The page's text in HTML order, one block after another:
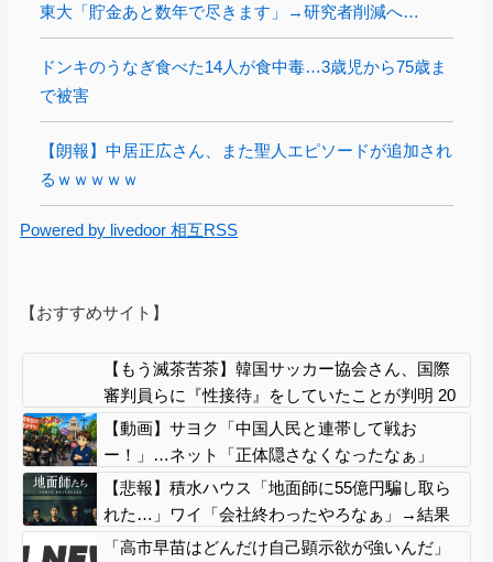
東大「貯金あと数年で尽きます」→研究者削減へ…
ドンキのうなぎ食べた14人が食中毒…3歳児から75歳ま
で被害
【朗報】中居正広さん、また聖人エピソードが追加され
るｗｗｗｗｗ
Powered by livedoor 相互RSS
【おすすめサイト】
【もう滅茶苦茶】韓国サッカー協会さん、国際
審判員らに『性接待』をしていたことが判明 20
11～12年にかけて 日本審判も対象との指摘も
【動画】サヨク「中国人民と連帯して戦お
ー！」…ネット「正体隠さなくなったなぁ」
「普通に外患誘致じゃないのかな」
【悲報】積水ハウス「地面師に55億円騙し取ら
れた…」ワイ「会社終わったやろなぁ」→結果
ｗｗｗｗ
「高市早苗はどんだけ自己顕示欲が強いんだ」